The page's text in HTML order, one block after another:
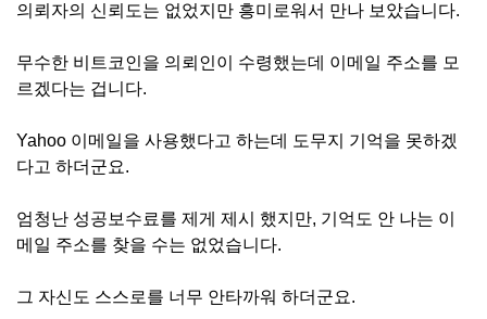
의뢰자의 신뢰도는 없었지만 흥미로워서 만나 보았습니다.
무수한 비트코인을 의뢰인이 수령했는데 이메일 주소를 모
르겠다는 겁니다.
Yahoo 이메일을 사용했다고 하는데 도무지 기억을 못하겠
다고 하더군요.
엄청난 성공보수료를 제게 제시 했지만, 기억도 안 나는 이
메일 주소를 찾을 수는 없었습니다.
그 자신도 스스로를 너무 안타까워 하더군요.